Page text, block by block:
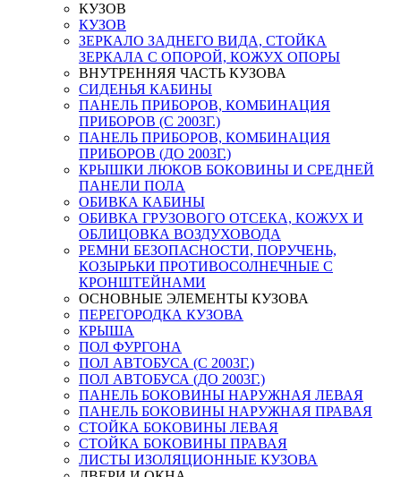
КУЗОВ
КУЗОВ
ЗЕРКАЛО ЗАДНЕГО ВИДА, СТОЙКА
ЗЕРКАЛА С ОПОРОЙ, КОЖУХ ОПОРЫ
ВНУТРЕННЯЯ ЧАСТЬ КУЗОВА
СИДЕНЬЯ КАБИНЫ
ПАНЕЛЬ ПРИБОРОВ, КОМБИНАЦИЯ
ПРИБОРОВ (С 2003Г.)
ПАНЕЛЬ ПРИБОРОВ, КОМБИНАЦИЯ
ПРИБОРОВ (ДО 2003Г.)
КРЫШКИ ЛЮКОВ БОКОВИНЫ И СРЕДНЕЙ
ПАНЕЛИ ПОЛА
ОБИВКА КАБИНЫ
ОБИВКА ГРУЗОВОГО ОТСЕКА, КОЖУХ И
ОБЛИЦОВКА ВОЗДУХОВОДА
РЕМНИ БЕЗОПАСНОСТИ, ПОРУЧЕНЬ,
КОЗЫРЬКИ ПРОТИВОСОЛНЕЧНЫЕ С
КРОНШТЕЙНАМИ
ОСНОВНЫЕ ЭЛЕМЕНТЫ КУЗОВА
ПЕРЕГОРОДКА КУЗОВА
КРЫША
ПОЛ ФУРГОНА
ПОЛ АВТОБУСА (С 2003Г.)
ПОЛ АВТОБУСА (ДО 2003Г.)
ПАНЕЛЬ БОКОВИНЫ НАРУЖНАЯ ЛЕВАЯ
ПАНЕЛЬ БОКОВИНЫ НАРУЖНАЯ ПРАВАЯ
СТОЙКА БОКОВИНЫ ЛЕВАЯ
СТОЙКА БОКОВИНЫ ПРАВАЯ
ЛИСТЫ ИЗОЛЯЦИОННЫЕ КУЗОВА